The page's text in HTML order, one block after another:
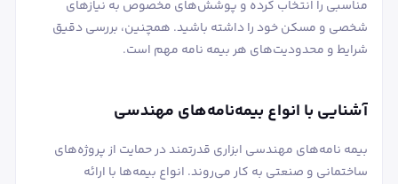
مناسبی را انتخاب کرده و پوشش‌های مخصوص به نیازهای
شخصی و مسکن خود را داشته باشید. همچنین، بررسی دقیق
شرایط و محدودیت‌های هر بیمه ‌نامه مهم است.
آشنایی با انواع بیمه‌نامه‌های مهندسی
بیمه ‌نامه‌های مهندسی ابزاری قدرتمند در حمایت از پروژه‌های
ساختمانی و صنعتی به کار می‌روند. انواع بیمه‌ها با ارائه